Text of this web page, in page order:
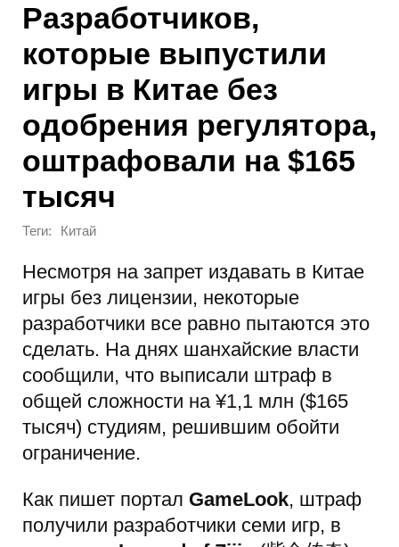
Разработчиков,
которые выпустили
игры в Китае без
одобрения регулятора,
оштрафовали на $165
тысяч
Теги: Китай
Несмотря на запрет издавать в Китае
игры без лицензии, некоторые
разработчики все равно пытаются это
сделать. На днях шанхайские власти
сообщили, что выписали штраф в
общей сложности на ¥1,1 млн ($165
тысяч) студиям, решившим обойти
ограничение.
Как пишет портал GameLook, штраф
получили разработчики семи игр, в